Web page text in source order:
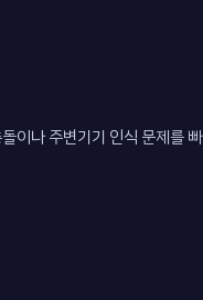
이나 주변기기 인식 문제를 빠